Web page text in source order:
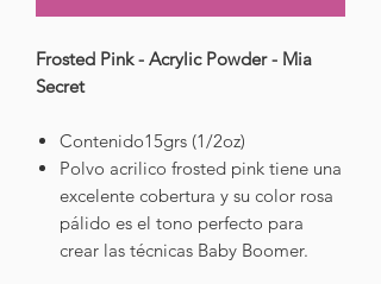
Frosted Pink - Acrylic Powder - Mia
Secret
Contenido15grs (1/2oz)
Polvo acrilico frosted pink tiene una
excelente cobertura y su color rosa
pálido es el tono perfecto para
crear las técnicas Baby Boomer.